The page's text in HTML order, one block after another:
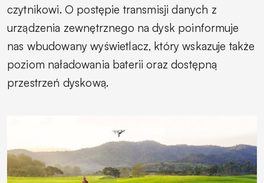
czytnikowi. O postępie transmisji danych z
urządzenia zewnętrznego na dysk poinformuje
nas wbudowany wyświetlacz, który wskazuje także
poziom naładowania baterii oraz dostępną
przestrzeń dyskową.